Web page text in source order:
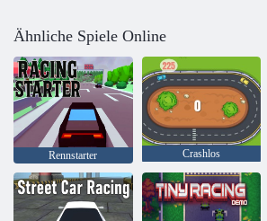
Ähnliche Spiele Online
Rennstarter Crashlos